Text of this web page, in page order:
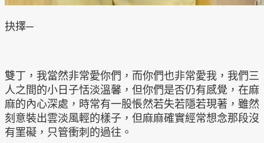
抉擇─
雙丁，我當然非常愛你們，而你們也非常愛我，我們三
人之間的小日子恬淡溫馨，但你們是否仍有感覺，在麻
麻的內心深處，時常有一股悵然若失若隱若現著，雖然
刻意裝出雲淡風輕的樣子，但麻麻確實經常想念那段沒
有罣礙，只管衝刺的過往。